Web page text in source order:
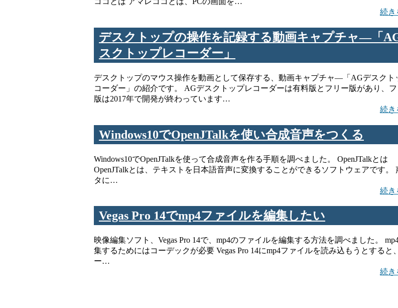
続き
デスクトップの操作を記録する動画キャプチャ―「
スクトップレコーダー」
デスクトップのマウス操作を動画として保存する、動画キャプチャ―「AGデスクト
コーダー」の紹介です。 AGデスクトップレコーダーは有料版とフリー版があり、
版は2017年で開発が終わっています…
続き
Windows10でOpenJTalkを使い合成音声をつくる
Windows10でOpenJTalkを使って合成音声を作る手順を調べました。 OpenJTalkとは
OpenJTalkとは、テキストを日本語音声に変換することができるソフトウェアです。
タに…
続き
Vegas Pro 14でmp4ファイルを編集したい
映像編集ソフト、Vegas Pro 14で、mp4のファイルを編集する方法を調べました。
集するためにはコーデックが必要 Vegas Pro 14にmp4ファイルを読み込もうとすると
ー…
続き